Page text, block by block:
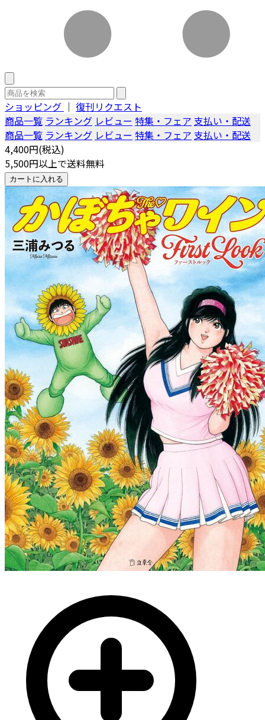
ショッピング ｜ 復刊リクエスト
商品一覧 ランキング レビュー 特集・フェア 支払い・配送
商品一覧 ランキング レビュー 特集・フェア 支払い・配送
4,400円(税込)
5,500円以上で送料無料
カートに入れる